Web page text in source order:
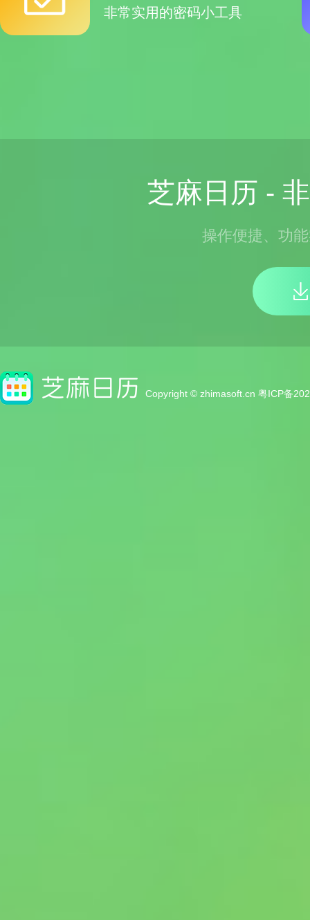
非常实用的密码小工具
芝麻日历 -
操作便捷、功
Copyright © zhimasoft.cn 粤ICP备